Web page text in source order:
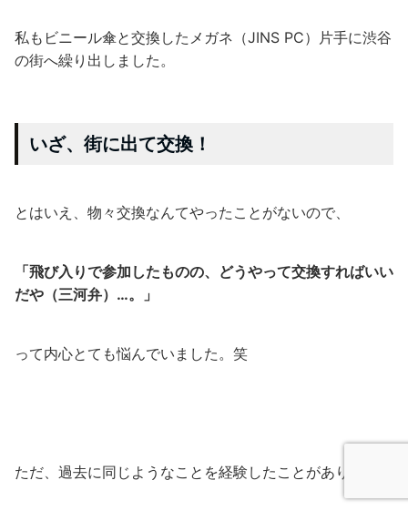
私もビニール傘と交換したメガネ（JINS PC）片手に渋谷
の街へ繰り出しました。
いざ、街に出て交換！
とはいえ、物々交換なんてやったことがないので、
「飛び入りで参加したものの、どうやって交換すればいい
だや（三河弁）…。」
って内心とても悩んでいました。笑
ただ、過去に同じようなことを経験したことがあります。